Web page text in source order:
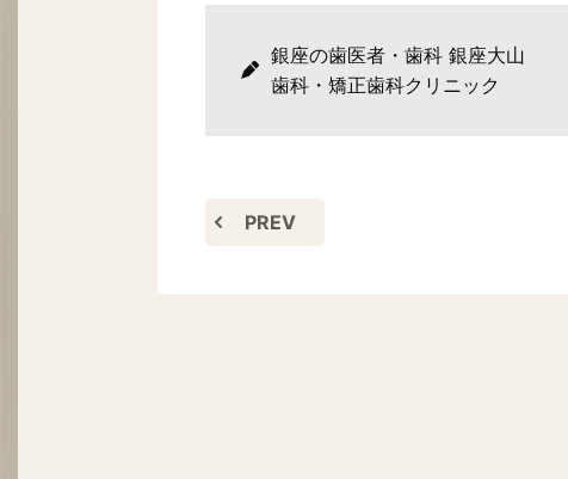
銀座の歯医者・歯科 銀座大山
歯科・矯正歯科クリニック
PREV